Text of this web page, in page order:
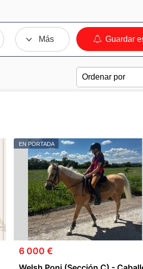
Más Guardar
EN PORTADA
6 000 €